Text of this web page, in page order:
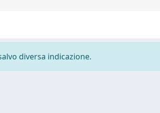
diversa indicazione.